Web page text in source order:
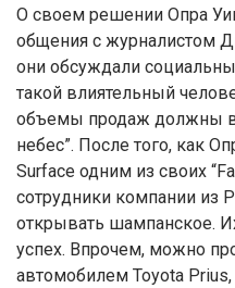
О своем решении Опра
общения с журналистом
они обсуждали
такой влиятельный
объемы продаж должны
небес”. После того, как
Surface одним из своих
сотрудники компании из
открывать шампанское.
успех. Впрочем, можно
автомобилем Toyota